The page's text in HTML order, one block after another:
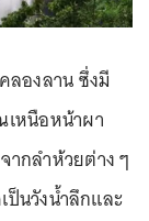
ลองลาน ซึ่งมี
เหนือหน้าผา
ากลำห้วยต่าง ๆ
ป็นวังน้ำลึกและ